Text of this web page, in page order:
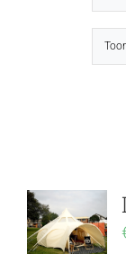
CONTACT